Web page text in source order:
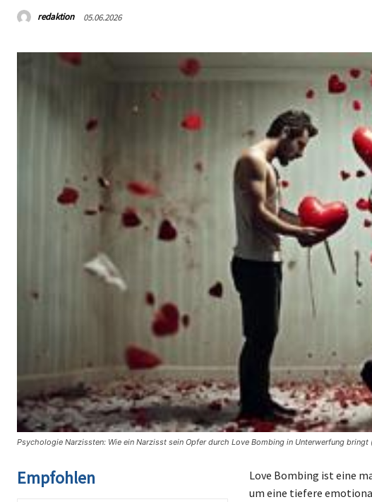
redaktion 05.06.2026
Psychologie Narzissten: Wie ein Narzisst sein Opfer durch Love Bombing in Unterwerfung
Empfohlen
Love Bombing ist eine
um eine tiefere